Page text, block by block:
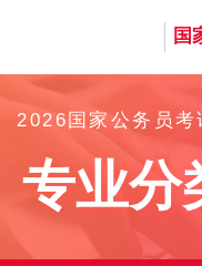
国
2026国家公务员考
专业分